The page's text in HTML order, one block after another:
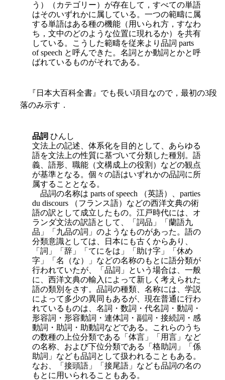
う）（カテゴリー）が存在して，すべての単語
はそのいずれかに属している。一つの範疇に属
する単語はある種の機能（用いられ方，すなわ
ち，文中のどのような位置に現れるか）を共有
している。こうした範疇を従来より品詞 parts
of speech と呼んできた。名詞とか動詞とかと呼
ばれているものがそれである。
『日本大百科全書』でも長い項目なので，最初の3段
落のみ示す．
品詞 ひんし
文法上の記述、体系化を目的として、あらゆる
語を文法上の性質に基づいて分類した種別。語
義、語形、職能（文構成上の役割）などの観点
が基準となる。個々の語はいずれかの品詞に所
属することとなる。
品詞の名称は parts of speech （英語）、parties
du discours （フランス語）などの西洋文典の術
語の訳として成立したもの。江戸時代には、オ
ランダ文法の訳語として、「詞品」「蘭語九
品」「九品の詞」のようなものがあった。語の
分類意識としては、日本にも古くからあり、
「詞」「辞」「てにをは」「助け字」「休め
字」「名（な）」などの名称のもとに語分類が
行われていたが、「品詞」という場合は、一般
に、西洋文典の輸入によって新しく考えられた
語の類別をさす。品詞の種類、名称には、学説
によって多少の異同もあるが、現在普通に行わ
れているものは、名詞・数詞・代名詞・動詞・
形容詞・形容動詞・連体詞・副詞・接続詞・感
動詞・助詞・助動詞などである。これらのうち
の数種の上位分類である「体言」「用言」など
の名称、および下位分類である「格助詞」「係
助詞」なども品詞として扱われることもある。
なお、「接頭語」「接尾語」なども品詞の名の
もとに用いられることもある。